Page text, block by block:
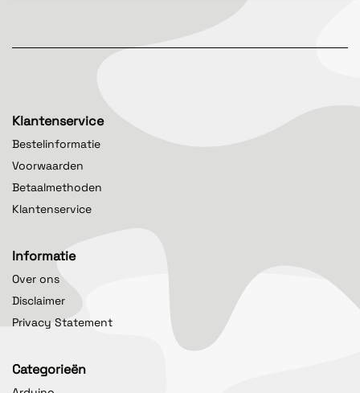
Klantenservice
Bestelinformatie
Voorwaarden
Betaalmethoden
Klantenservice
Informatie
Over ons
Disclaimer
Privacy Statement
Categorieën